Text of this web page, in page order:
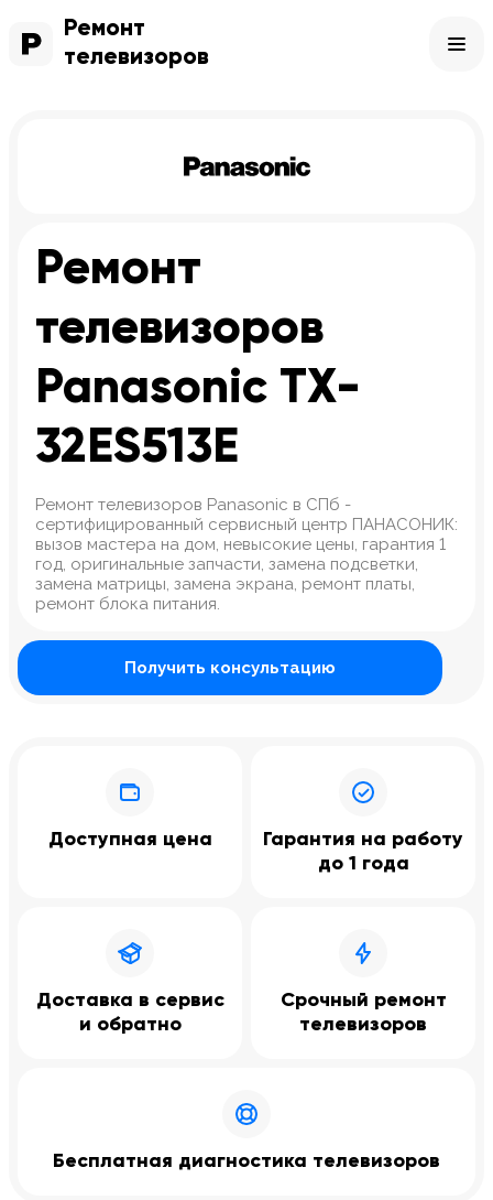
Ремонт
телевизоров
Ремонт
телевизоров
Panasonic TX-
32ES513E
Ремонт телевизоров Panasonic в СПб -
сертифицированный сервисный центр ПАНАСОНИК:
вызов мастера на дом, невысокие цены, гарантия 1
год, оригинальные запчасти, замена подсветки,
замена матрицы, замена экрана, ремонт платы,
ремонт блока питания.
Получить консультацию
Доступная цена
Гарантия на работу
до 1 года
Доставка в сервис
и обратно
Срочный ремонт
телевизоров
Бесплатная диагностика телевизоров